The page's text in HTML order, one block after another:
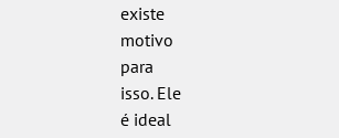
existe
motivo
para
isso. Ele
é ideal